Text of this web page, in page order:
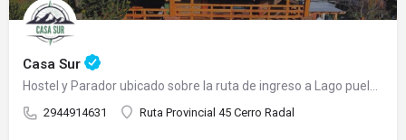
Casa Sur
2944914631 Ruta Provincial 45 Cerro Radal